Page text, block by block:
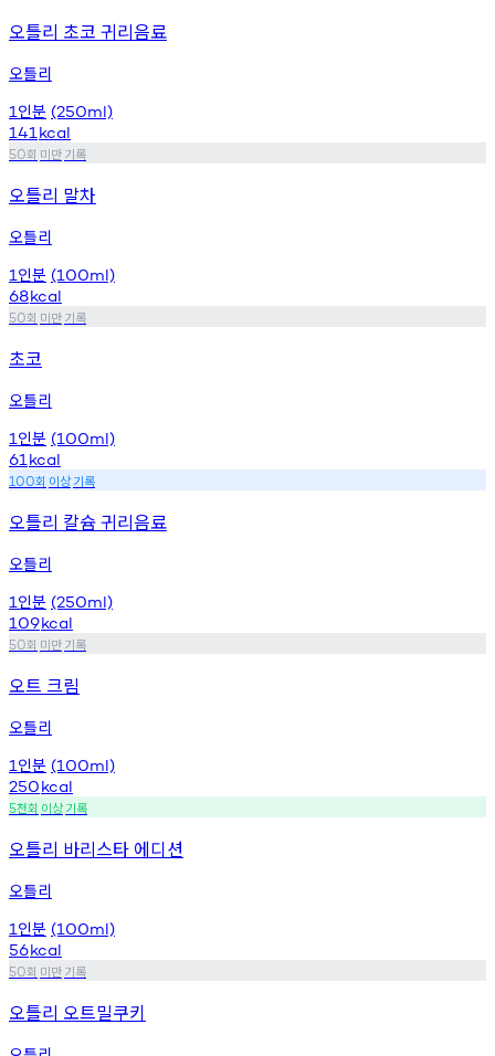
오틀리 초코 귀리음료
오틀리
1 인분 (250ml)
141 kcal
50회 미만기록
오틀리 말차
오틀리
1 인분 (100ml)
68kcal
50회 미만기록
초코
오틀리
1 인분 (100ml)
61 kcal
100회 이상기록
오틀리 칼슘 귀리음료
오틀리
1 인분 (250ml)
109kcal
50회 미만기록
오트 크림
오틀리
1 인분 (100ml)
250kcal
5천회 이상기록
오틀리 바리스타 에디션
오틀리
1 인분 (100ml)
56kcal
50회 미만기록
오틀리 오트밀쿠키